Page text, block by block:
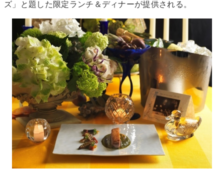
ズ」と題した限定ランチ＆ディナーが提供される。